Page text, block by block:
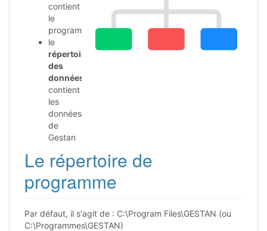
contient
le
programme
le
répertoire
des
données
contient
les
données
de
Gestan
Le répertoire de
programme
Par défaut, il s'agit de : C:\Program Files\GESTAN (ou
C:\Programmes\GESTAN)